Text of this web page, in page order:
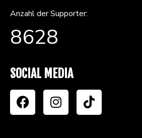
Anzahl der Supporter:
8628
SOCIAL MEDIA